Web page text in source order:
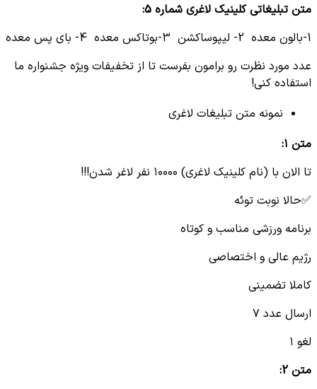
متن تبلیغاتی کلینیک لاغری شماره 5:
1-بالون معده 2- لیپوساکشن 3-بوتاکس معده 4- بای پس معده
عدد مورد نظرت رو برامون بفرست تا از تخفیفات ویژه جشنواره ما
استفاده کنی!
نمونه متن تبلیغات لاغری
متن ۱ :
تا الان با (نام کلینیک لاغری) ۱۰۰۰۰ نفر لاغر شدن!!!
✅حالا نوبت توئه
برنامه ورزشی مناسب و کوتاه
رژیم عالی و اختصاصی
کاملا تضمینی
ارسال عدد ۷
لغو ۱
متن 2: